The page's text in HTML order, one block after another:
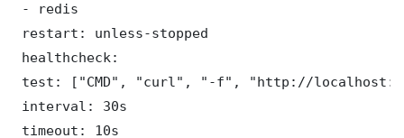
- redis
restart: unless-stopped
healthcheck:
test: ["CMD", "curl", "-f", "http://
interval: 30s
timeout: 10s